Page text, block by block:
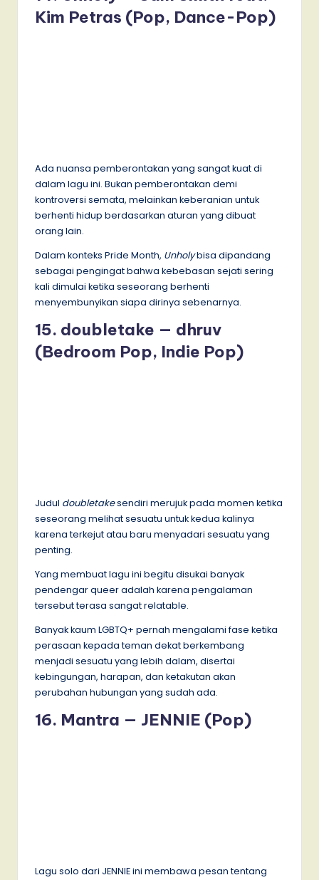
Kim Petras (Pop, Dance-Pop)
Ada nuansa pemberontakan yang sangat kuat di
dalam lagu ini. Bukan pemberontakan demi
kontroversi semata, melainkan keberanian untuk
berhenti hidup berdasarkan aturan yang dibuat
orang lain.
Dalam konteks Pride Month, Unholybisa dipandang
sebagai pengingat bahwa kebebasan sejati sering
kali dimulai ketika seseorang berhenti
menyembunyikan siapa dirinya sebenarnya.
15. doubletake — dhruv
(Bedroom Pop, Indie Pop)
Judul doubletakesendiri merujuk pada momen ketika
seseorang melihat sesuatu untuk kedua kalinya
karena terkejut atau baru menyadari sesuatu yang
penting.
Yang membuat lagu ini begitu disukai banyak
pendengar queer adalah karena pengalaman
tersebut terasa sangat relatable.
Banyak kaum LGBTQ+ pernah mengalami fase ketika
perasaan kepada teman dekat berkembang
menjadi sesuatu yang lebih dalam, disertai
kebingungan, harapan, dan ketakutan akan
perubahan hubungan yang sudah ada.
16. Mantra — JENNIE (Pop)
Lagu solo dari JENNIE ini membawa pesan tentang